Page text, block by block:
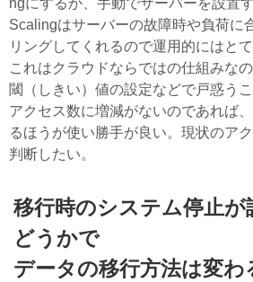
ngにするか、手動でサーバーを設置
Scalingはサーバーの故障時や負荷に
リングしてくれるので運用的にはと
これはクラウドならではの仕組みな
閾（しきい）値の設定などで戸惑う
アクセス数に増減がないのであれば
るほうが使い勝手が良い。現状のア
判断したい。
移行時のシステム停止
どうかで
データの移行方法は変わ